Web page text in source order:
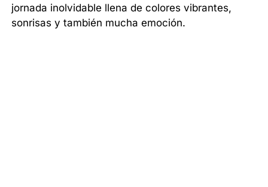
jornada inolvidable llena de colores vibrantes,
sonrisas y también mucha emoción.